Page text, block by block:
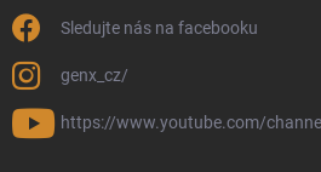
Sledujte nás na facebooku
genx_cz/
https://www.youtube.com/